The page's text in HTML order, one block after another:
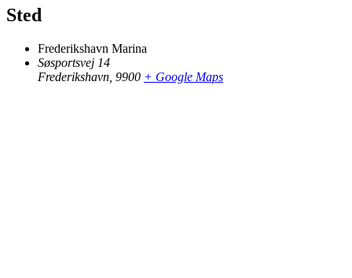
Sted
Frederikshavn Marina
Søsportsvej 14
Frederikshavn 9900 + Google Maps